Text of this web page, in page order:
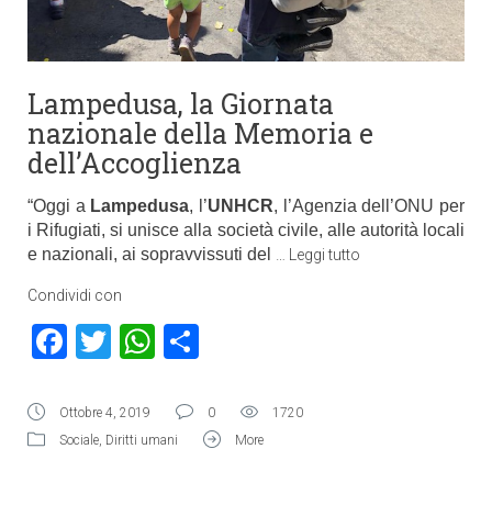
Lampedusa, la Giornata
nazionale della Memoria e
dell’Accoglienza
“Oggi a Lampedusa, l’UNHCR, l’Agenzia dell’ONU per
i Rifugiati, si unisce alla società civile, alle autorità locali
e nazionali, ai sopravvissuti del
Leggi tutto
Condividi con
Facebook
TwitterWhatsApp
Ottobre 4, 2019 0
1720
Sociale, Diritti umani More